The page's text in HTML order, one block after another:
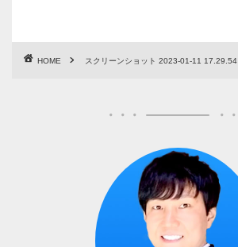
HOME スクリーンショット 2023-01-11 17.29.54